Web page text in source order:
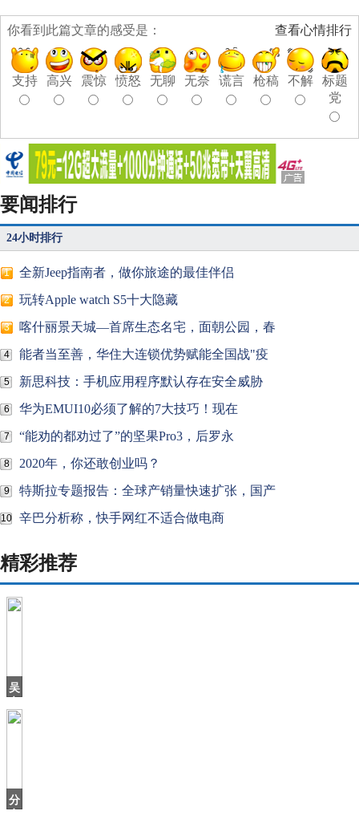
查看心情排行
你看到此篇文章的感受是：
支持 高兴 震惊 愤怒 无聊 无奈 谎言 枪稿 不解
标题
党
要闻排行
24小时排行
1 全新Jeep指南者，做你旅途的最佳伴侣
2 玩转Apple watch S5十大隐藏
3 喀什丽景天城—首席生态名宅，面朝公园，春
4 能者当至善，华住大连锁优势赋能全国战"疫
5 新思科技：手机应用程序默认存在安全威胁
6 华为EMUI10必须了解的7大技巧！现在
7 “能劝的都劝过了”的坚果Pro3，后罗永
8 2020年，你还敢创业吗？
9 特斯拉专题报告：全球产销量快速扩张，国产
10 辛巴分析称，快手网红不适合做电商
精彩推荐
吴
替
周
冬
分